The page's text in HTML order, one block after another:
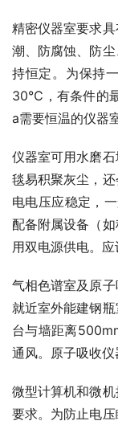
精密仪器室要求
潮、防腐蚀、防
持恒定。为保持
30℃，有条件的
a需要恒温的仪器
仪器室可用水磨
毯易积聚灰尘，
电电压应稳定，
配备附属设备（
用双电源供电。
气相色谱室及原
就近室外能建钢
台与墙距离
通风。原子吸收仪
微型计算机和微
要求。为防止电